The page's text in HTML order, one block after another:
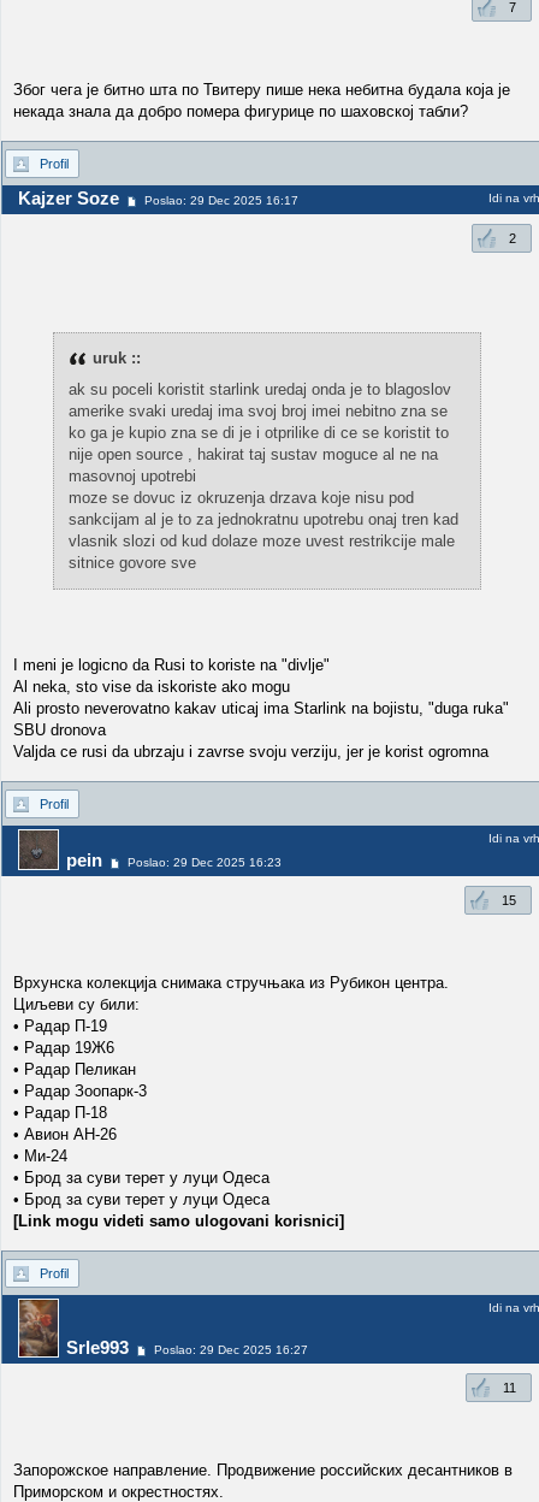
7
Због чега је битно шта по Твитеру пише нека небитна будала која је
некада знала да добро помера фигурице по шаховској табли?
Profil
Kajzer Soze Poslao: 29 Dec 2025 16:17 Idi na vrh
2
uruk ::
ak su poceli koristit starlink uredaj onda je to blagoslov
amerike svaki uredaj ima svoj broj imei nebitno zna se
ko ga je kupio zna se di je i otprilike di ce se koristit to
nije open source , hakirat taj sustav moguce al ne na
masovnoj upotrebi
moze se dovuc iz okruzenja drzava koje nisu pod
sankcijam al je to za jednokratnu upotrebu onaj tren kad
vlasnik slozi od kud dolaze moze uvest restrikcije male
sitnice govore sve
I meni je logicno da Rusi to koriste na "divlje"
Al neka, sto vise da iskoriste ako mogu
Ali prosto neverovatno kakav uticaj ima Starlink na bojistu, "duga ruka"
SBU dronova
Valjda ce rusi da ubrzaju i zavrse svoju verziju, jer je korist ogromna
Profil
pein Poslao: 29 Dec 2025 16:23
Idi na vrh
15
Врхунска колекција снимака стручњака из Рубикон центра.
Циљеви су били:
• Радар П-19
• Радар 19Ж6
• Радар Пеликан
• Радар Зоопарк-3
• Радар П-18
• Авион АН-26
• Ми-24
• Брод за суви терет у луци Одеса
• Брод за суви терет у луци Одеса
[Link mogu videti samo ulogovani korisnici]
Profil
Srle993 Poslao: 29 Dec 2025 16:27
Idi na vrh
11
Запорожское направление. Продвижение российских десантников в
Приморском и окрестностях.